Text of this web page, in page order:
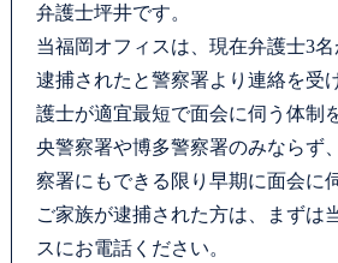
弁護士坪井です。
当福岡オフィスは、現在弁護士3名
逮捕されたと警察署より連絡を受
護士が適宜最短で面会に伺う体制
央警察署や博多警察署のみならず
察署にもできる限り早期に面会に
ご家族が逮捕された方は、まずは
スにお電話ください。